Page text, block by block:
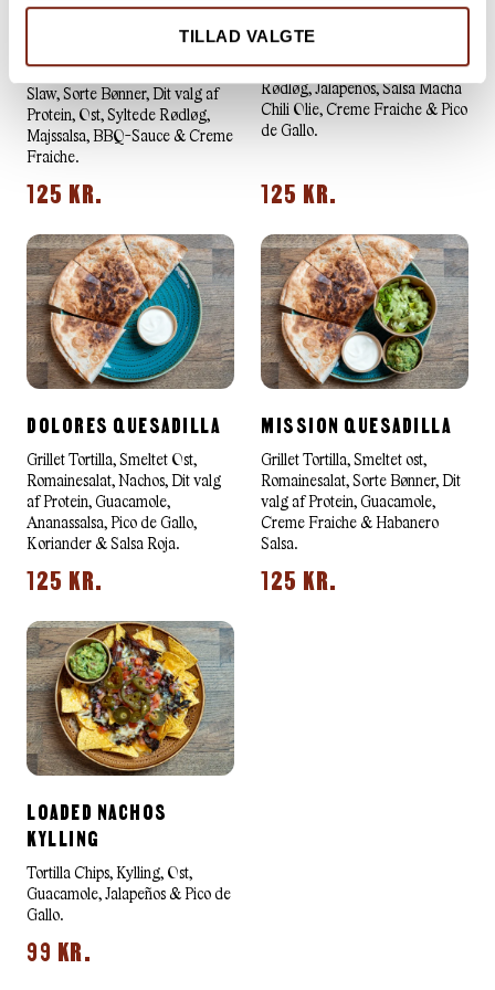
TILLAD VALGTE
BLOCK PARTY
Slaw, Sorte Bønner, Dit valg af
Protein, Ost, Syltede Rødløg,
Majssalsa, BBQ-Sauce & Creme
Fraiche.
125 KR.
CANCUN QUESADILLA
Tortilla, Smeltet ost, Raw Slaw,
Dit valg af Protein, Syltede
Rødløg, Jalapeños, Salsa Macha
Chili Olie, Creme Fraiche & Pico
de Gallo.
125 KR.
DOLORES QUESADILLA
Grillet Tortilla, Smeltet Ost,
Romainesalat, Nachos, Dit valg
af Protein, Guacamole,
Ananassalsa, Pico de Gallo,
Koriander & Salsa Roja.
125 KR.
MISSION QUESADILLA
Grillet Tortilla, Smeltet ost,
Romainesalat, Sorte Bønner, Dit
valg af Protein, Guacamole,
Creme Fraiche & Habanero
Salsa.
125 KR.
LOADED NACHOS
KYLLING
Tortilla Chips, Kylling, Ost,
Guacamole, Jalapeños & Pico de
Gallo.
99 KR.